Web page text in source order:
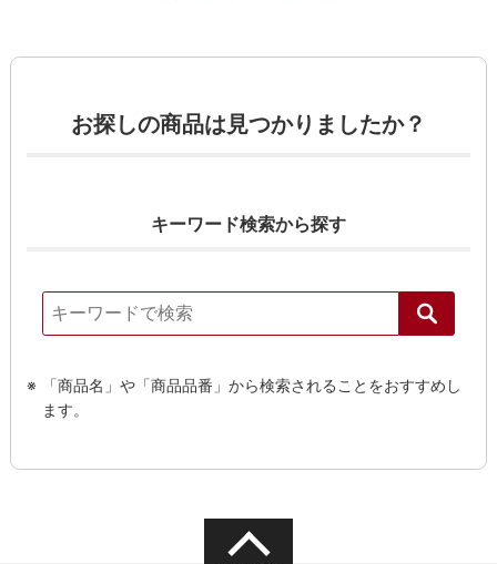
お探しの商品は見つかりましたか？
キーワード検索から探す
「商品名」や「商品品番」から検索されることをおすすめし
ます。